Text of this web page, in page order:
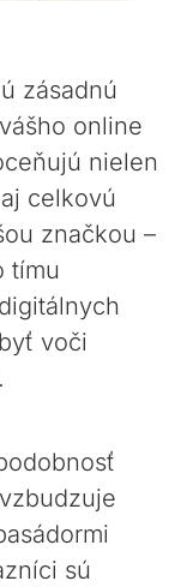
zásadnú
online
nielen
celkovú
značkou –
tímu
voči
sú